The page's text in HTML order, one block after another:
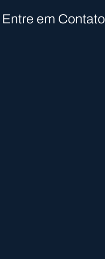
Entre em Contato